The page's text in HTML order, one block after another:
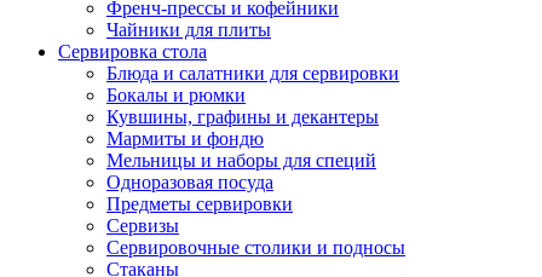
Френч-прессы и кофейники
Чайники для плиты
Сервировка стола
Блюда и салатники для сервировки
Бокалы и рюмки
Кувшины, графины и декантеры
Мармиты и фондю
Мельницы и наборы для специй
Одноразовая посуда
Предметы сервировки
Сервизы
Сервировочные столики и подносы
Стаканы